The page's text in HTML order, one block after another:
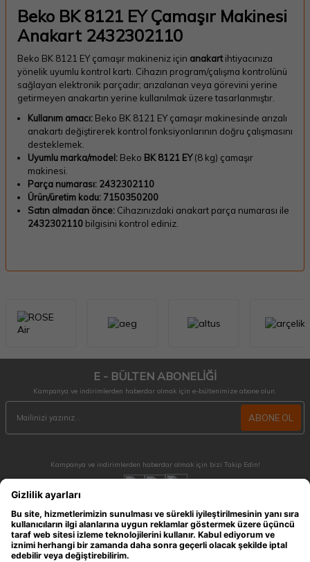
Beko BK 8121 EY Çamaşır Makinesi
Anakart 2432302110
Beko BK 8121 EY çamaşır makineniz için anakartihtiyacınıza
yönelik uyumlu kontrol kartı. Cihazın program/çalışma kontrolünü
sağlayan elektronik parçadır; arızalanan veya görevini yerine
getirmeyen anakartın yerine kullanılmak üzere tasarlanmıştır.
Kullanım amacı: Beko BK 8121 EY çamaşır makinesinde arızalı
anakartı değiştirerek kontrol fonksiyonlarının doğru çalışmasını
desteklemek.
Uyumlu marka/model: Beko BK 8121 EY(8 kg) çamaşır
makinesi.
Parça numarası: 2432302110
Ürün/üretim kodu: 7150350200
Satın almadan önce: Cihazınızdaki anakart parça numarası ile
2432302110 bilgisini kontrol ediniz.
E - BÜLTEN ABONELİĞİ
Kampanya ve indirimlerden haberdar olmak için e-bültenimize abone olun.
ABONE OL
Kampanya ve indirimlerden haberdar olmak için bizi Takip Edin!
MÜŞTERİ HİZMETLERİ
Hafta içi 09:30 - 18:30 / Hafta sonu 10:00 - 17:00 arası merak ettiğiniz tüm sorular ve
siparişleriniz için ulaşabilirsiniz.